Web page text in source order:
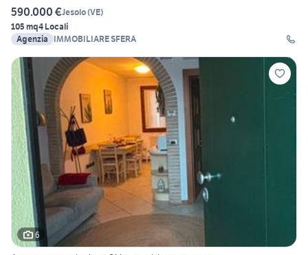
590.000 €Jesolo(VE)
105 mq4 Locali
Agenzia
IMMOBILIARE SFERA
6